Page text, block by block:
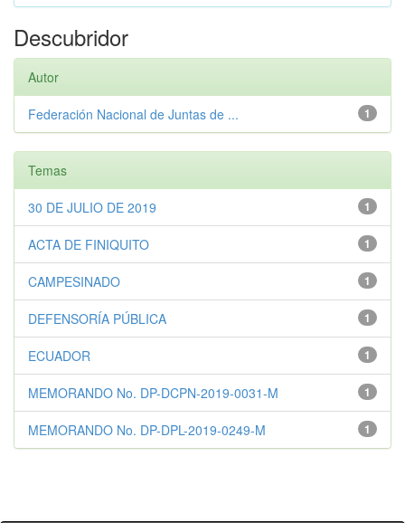
Descubridor
Autor
1
Federación Nacional de Juntas de ...
Temas
1
30 DE JULIO DE 2019
1
ACTA DE FINIQUITO
1
CAMPESINADO
1
DEFENSORÍA PÚBLICA
1
ECUADOR
1
MEMORANDO No. DP-DCPN-2019-0031-M
1
MEMORANDO No. DP-DPL-2019-0249-M